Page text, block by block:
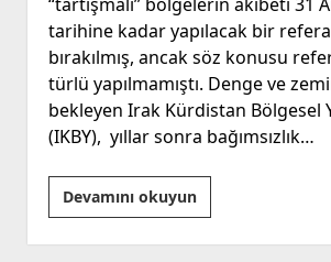
tarihine kadar yapılacak bir
bırakılmış, ancak söz konusu
türlü yapılmamıştı. Denge ve
bekleyen Irak Kürdistan Bölgesel
(IKBY), yıllar sonra bağımsızlık…
Devamını okuyunIKBY
Referandumu
ve